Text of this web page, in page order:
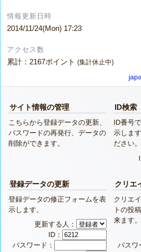
情報更新日時
2014/11/24(Mon) 17:23
アクセス数
累計：2167ポイント(集計休止中)
サイト情報の管理
こちらから登録データの更新、
パスワードの再発行、データの
削除ができます。
ID検索
ID番号
示しま
ださい。
登録データの更新
登録データの修正フォームを表
示します。
更新する人：
ID：
パスワード：
クリエ
クリエ
トの投
来ます。
パスワ